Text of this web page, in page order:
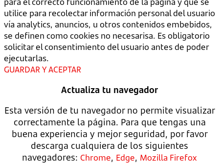
utilice para recolectar información personal del usuario
vía analytics, anuncios, u otros contenidos embebidos,
se definen como cookies no necesarisa. Es obligatorio
solicitar el consentimiento del usuario antes de poder
ejecutarlas.
GUARDAR Y ACEPTAR
Actualiza tu navegador
Esta versión de tu navegador no permite visualizar
correctamente la página. Para que tengas una
buena experiencia y mejor seguridad, por favor
descarga cualquiera de los siguientes
navegadores: Chrome, Edge, Mozilla Firefox